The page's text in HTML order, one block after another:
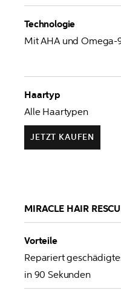
Technologie
Mit AHA und
Haartyp
Alle Haartypen
JETZT KAUFEN
MIRACLE HAIR
Vorteile
Repariert
in 90 Sekunden